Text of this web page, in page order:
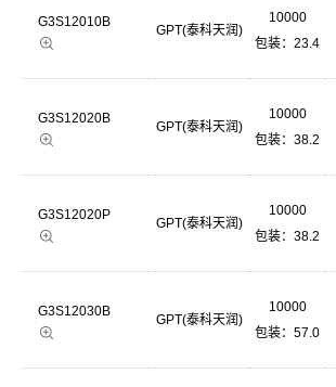
G3S12010B
GPT(泰科天润)
10000
包装：23.4
G3S12020B
GPT(泰科天润)
10000
包装：38.2
G3S12020P
GPT(泰科天润)
10000
包装：38.2
G3S12030B
GPT(泰科天润)
10000
包装：57.0